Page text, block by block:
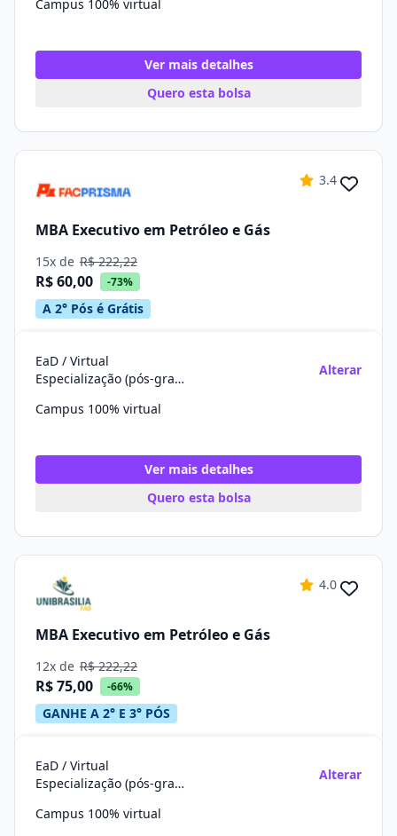
Campus 100% virtual
Ver mais detalhes
Quero esta bolsa
3.4
MBA Executivo em Petróleo e Gás
15x de R$ 222,22
R$ 60,00 -73%
A 2° Pós é Grátis
EaD / Virtual
Especialização (pós-graduação)
Alterar
Campus 100% virtual
Ver mais detalhes
Quero esta bolsa
4.0
MBA Executivo em Petróleo e Gás
12x de R$ 222,22
R$ 75,00 -66%
GANHE A 2° E 3° PÓS
EaD / Virtual
Especialização (pós-graduação)
Alterar
Campus 100% virtual